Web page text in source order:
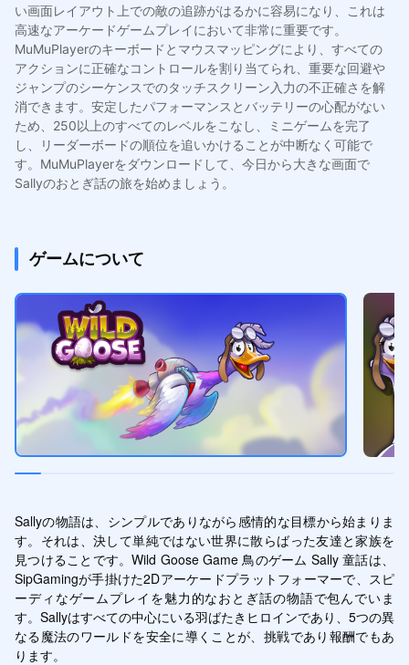
い画面レイアウト上での敵の追跡がはるかに容易になり、これは
高速なアーケードゲームプレイにおいて非常に重要です。
MuMuPlayerのキーボードとマウスマッピングにより、すべての
アクションに正確なコントロールを割り当てられ、重要な回避や
ジャンプのシーケンスでのタッチスクリーン入力の不正確さを解
消できます。安定したパフォーマンスとバッテリーの心配がない
ため、250以上のすべてのレベルをこなし、ミニゲームを完了
し、リーダーボードの順位を追いかけることが中断なく可能で
す。MuMuPlayerをダウンロードして、今日から大きな画面で
Sallyのおとぎ話の旅を始めましょう。
ゲームについて
Sallyの物語は、シンプルでありながら感情的な目標から始まりま
す。それは、決して単純ではない世界に散らばった友達と家族を
見つけることです。Wild Goose Game 鳥のゲーム Sally 童話は、
SipGamingが手掛けた2Dアーケードプラットフォーマーで、スピ
ーディなゲームプレイを魅力的なおとぎ話の物語で包んでいま
す。Sallyはすべての中心にいる羽ばたきヒロインであり、5つの異
なる魔法のワールドを安全に導くことが、挑戦であり報酬でもあ
ります。